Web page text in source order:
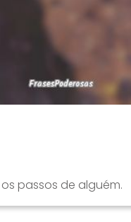
passos de alguém.